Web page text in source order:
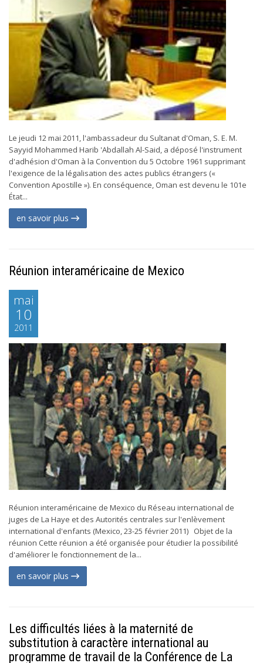
Le jeudi 12 mai 2011, l'ambassadeur du Sultanat d'Oman, S. E. M.
Sayyid Mohammed Harib 'Abdallah Al-Said, a déposé l'instrument
d'adhésion d'Oman à la Convention du 5 Octobre 1961 supprimant
l'exigence de la légalisation des actes publics étrangers («
Convention Apostille »). En conséquence, Oman est devenu le 101e
État...
en savoir plus
Réunion interaméricaine de Mexico
mai
10
2011
Réunion interaméricaine de Mexico du Réseau international de
juges de La Haye et des Autorités centrales sur l'enlèvement
international d'enfants (Mexico, 23-25 février 2011) Objet de la
réunion Cette réunion a été organisée pour étudier la possibilité
d'améliorer le fonctionnement de la...
en savoir plus
Les difficultés liées à la maternité de
substitution à caractère international au
programme de travail de la Conférence de La